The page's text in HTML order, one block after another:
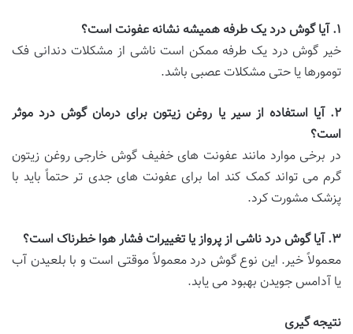
۱.آیا گوش درد یک طرفه همیشه نشانه عفونت است؟
خیر گوش درد یک طرفه ممکن است ناشی از مشکلات دندانی فک
تومورها یا حتی مشکلات عصبی باشد.
۲.آیا استفاده از سیر یا روغن زیتون برای درمان گوش درد موثر
است؟
در برخی موارد مانند عفونت های خفیف گوش خارجی روغن زیتون
گرم می تواند کمک کند اما برای عفونت های جدی تر حتماً باید با
پزشک مشورت کرد.
۳.آیا گوش درد ناشی از پرواز یا تغییرات فشار هوا خطرناک است؟
معمولاً خیر. این نوع گوش درد معمولاً موقتی است و با بلعیدن آب
یا آدامس جویدن بهبود می یابد.
نتیجه گیری